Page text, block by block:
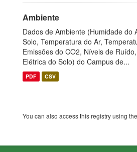
Ambiente
Dados de Ambiente (Humidade do
Solo, Temperatura do Ar,
Emissões do CO2, Níveis de
Elétrica do Solo) do Campus de...
PDF CSV
You can also access this registry using the